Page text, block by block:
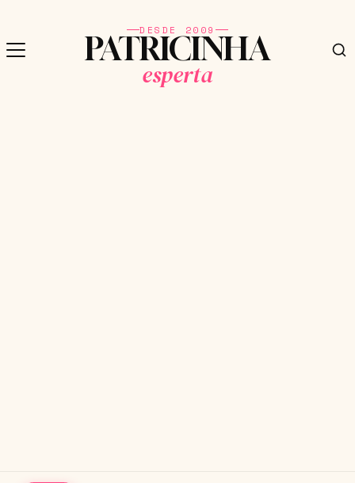
DESDE 2009
PATRICINHA
esperta